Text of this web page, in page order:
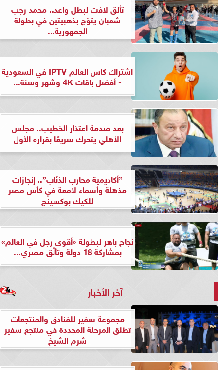
تألق لافت لبطل واعد.. محمد رجب
شعبان يتوّج بذهبيتين في بطولة
الجمهورية...
اشتراك كاس العالم IPTV في السعودية
- أفضل باقات 4K وشهر وسنة...
بعد صدمة اعتذار الخطيب.. مجلس
الأهلي يتحرك سريعًا بقراره الأول
”أكاديمية محارب الذئاب”.. إنجازات
مذهلة وأسماء لامعة في كأس مصر
للكيك بوكسينج
نجاح باهر لبطولة «أقوى رجل في العالم»
بمشاركة 18 دولة وتألّق مصري...
آخر الأخبار
مجموعة سفير للفنادق والمنتجعات
تطلق المرحلة المجددة في منتجع سفير
شرم الشيخ